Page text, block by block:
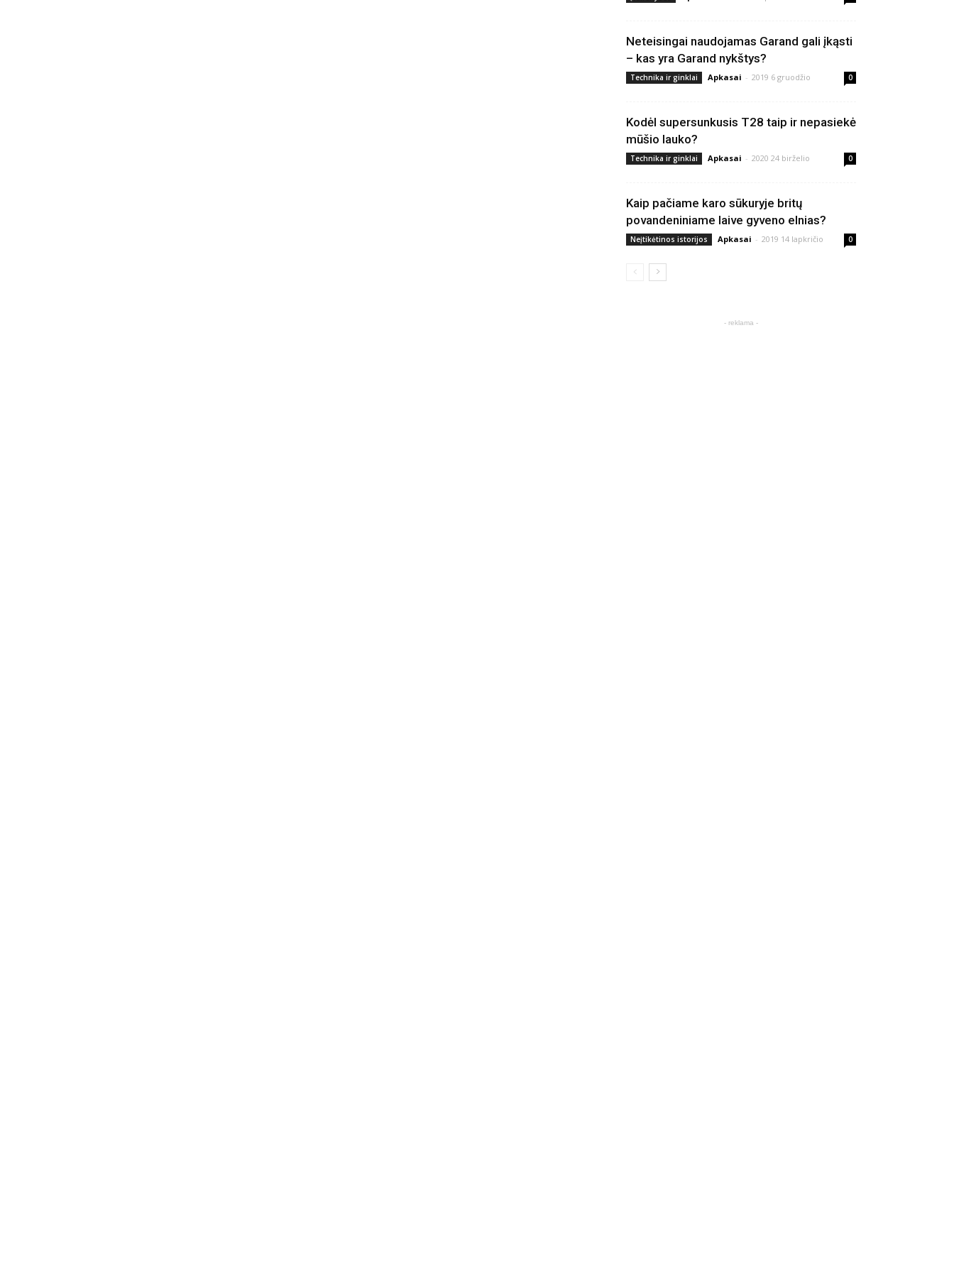
Neteisingai naudojamas Garand gali įkąsti
– kas yra Garand nykštys?
Technika ir ginklai Apkasai - 2019 6 gruodžio 0
Kodėl supersunkusis T28 taip ir nepasiekė
mūšio lauko?
Technika ir ginklai Apkasai - 2020 24 birželio 0
Kaip pačiame karo sūkuryje britų
povandeniniame laive gyveno elnias?
Neįtikėtinos istorijos Apkasai - 2019 14 lapkričio 0
- reklama -